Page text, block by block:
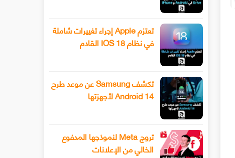
تعتزم Apple إجراء تغييرات شاملة
في نظام IOS 18 القادم
تكشف Samsung عن موعد طرح
Android 14 لأجهزتها
تروج Meta لنموذجها المدفوع
الخالي من الإعلانات